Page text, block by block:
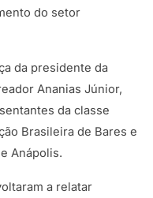
do setor
da presidente da
Ananias Júnior,
da classe
Brasileira de Bares e
Anápolis.
a relatar